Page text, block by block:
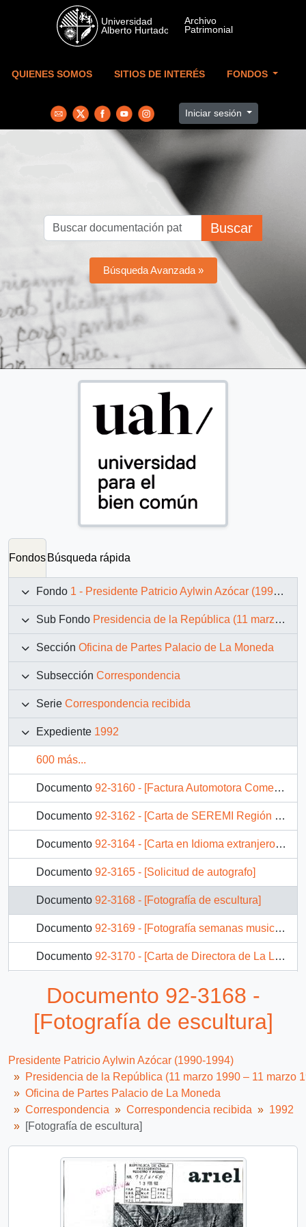
Skip to main content
QUIENES SOMOS SITIOS DE INTERÉS FONDOS
Iniciar sesión
Buscar
Búsqueda Avanzada »
Fondos Búsqueda rápida
Fondo 1 - Presidente Patricio Aylwin Azócar (1990-1994)
Sub Fondo Presidencia de la República (11 marzo 1990 – 11 marzo 1994)
Sección Oficina de Partes Palacio de La Moneda
Subsección Correspondencia
Serie Correspondencia recibida
Expediente 1992
600 más...
Documento 92-3160 - [Factura Automotora Comercial Costabal y Echeñique]
Documento 92-3162 - [Carta de SEREMI Región de los Lagos sobre Visita Presidencial]
Documento 92-3164 - [Carta en Idioma extranjero dirigida a Presidencia]
Documento 92-3165 - [Solicitud de autografo]
Documento 92-3168 - [Fotografía de escultura]
Documento 92-3169 - [Fotografía semanas musicales frutillar]
Documento 92-3170 - [Carta de Directora de La Ligues des Droits dirigida a Presidencia]
Documento 92-3173 - [Carta de Intendente del Maule sobre solicitud de ayuda social]
Documento 92-3168 -
[Fotografía de escultura]
Presidente Patricio Aylwin Azócar (1990-1994)
Presidencia de la República (11 marzo 1990 – 11 marzo
Oficina de Partes Palacio de La Moneda
Correspondencia
Correspondencia recibida
1992
[Fotografía de escultura]